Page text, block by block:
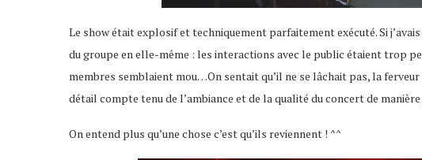
Le show était explosif et techniquement parfaitement exécuté. Si
du groupe en elle-même : les interactions avec le public étaient trop
membres semblaient mou…On sentait qu’il ne se lâchait pas, la ferveur
détail compte tenu de l’ambiance et de la qualité du concert de
On entend plus qu’une chose c’est qu’ils reviennent ! ^^